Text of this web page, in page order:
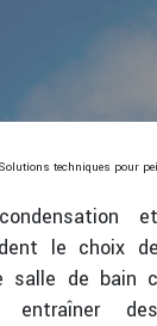
techniques pour
le choix
salle de bain
entraîner